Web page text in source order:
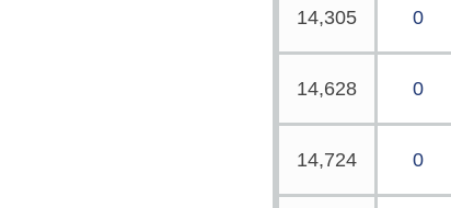
0
14,305
0
14,628
0
14,724